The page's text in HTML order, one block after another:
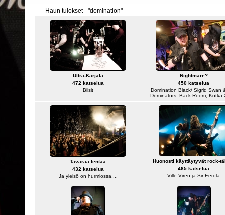
Haun tulokset - "domination"
Ultra-Karjala
472 katselua
Biisit
Nightmare?
450 katselua
Domination Black/ Sigrid Swan
Dominators, Back Room, Kotka
Tavaraa lentää
432 katselua
Ja yleisö on hurmiossa....
Huonosti käyttäytyvät rock-
465 katselua
Ville Viren ja Sir Eerola